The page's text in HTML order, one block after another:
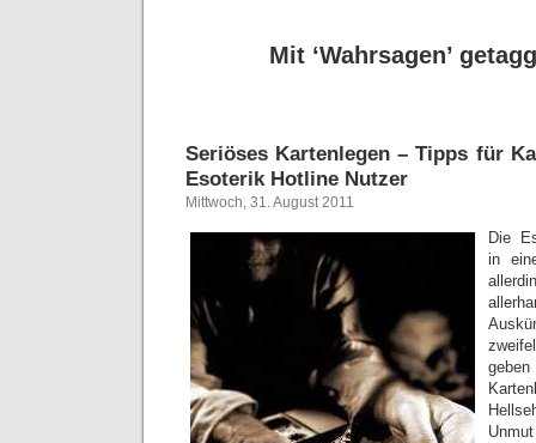
Mit ‘Wahrsagen’
Seriöses Kartenlegen – Tipps für
Esoterik Hotline Nutzer
Mittwoch, 31. August 2011
Die
in
geben